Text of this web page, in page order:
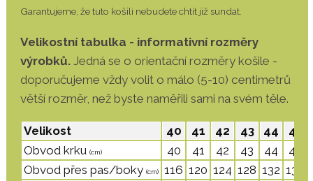
Garantujeme, že tuto košili nebudete chtít již sundat.
Velikostní tabulka - informativní rozměry
výrobků. Jedná se o orientační rozměry košile -
doporučujeme vždy volit o málo (5-10) centimetrů
větší rozměr, než byste naměřili sami na svém těle.
Velikost 40 41 42 43 44
45
Obvod krku (cm) 40 41 42 43 44
45
Obvod přes pas/boky (cm) 116 120 124 128 132 136